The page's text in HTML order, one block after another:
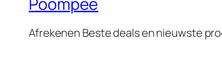
Afrekenen Beste deals en nieuwste